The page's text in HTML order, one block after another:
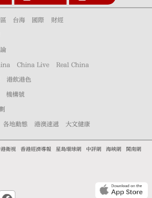
台海 國際 財經
China Live Real China
港飲港色
機構號
各地動態 港澳速遞 大文健康
衛視 香港經濟導報 星島環球網 中評網 海峽網
閩南網